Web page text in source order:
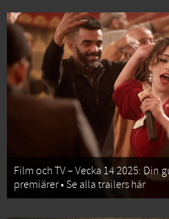
Film och TV – Vecka 14 2025: Din
premiärer • Se alla trailers här